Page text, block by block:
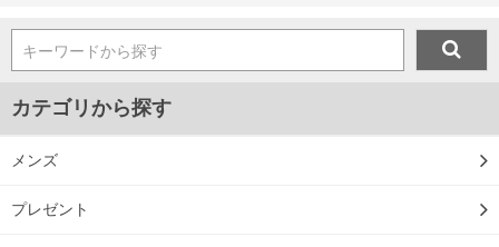
キーワードから探す
カテゴリから探す
メンズ
プレゼント